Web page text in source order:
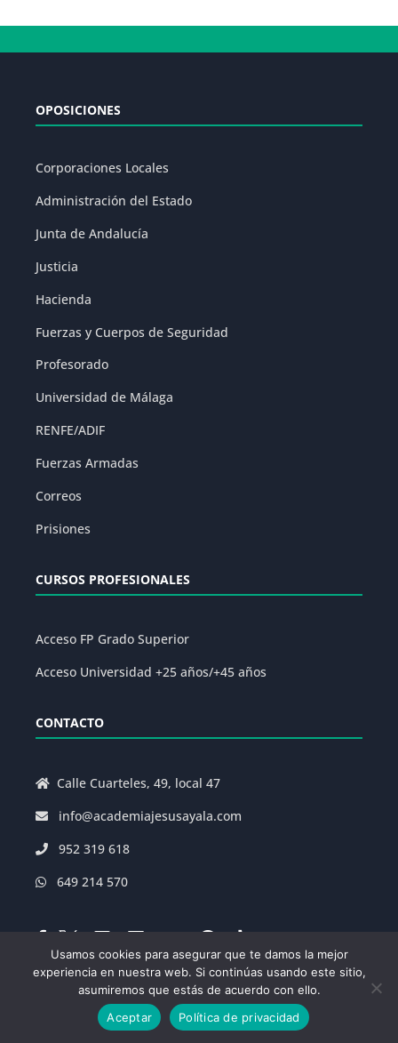
OPOSICIONES
Corporaciones Locales
Administración del Estado
Junta de Andalucía
Justicia
Hacienda
Fuerzas y Cuerpos de Seguridad
Profesorado
Universidad de Málaga
RENFE/ADIF
Fuerzas Armadas
Correos
Prisiones
CURSOS PROFESIONALES
Acceso FP Grado Superior
Acceso Universidad +25 años/+45 años
CONTACTO
Calle Cuarteles, 49, local 47
info@academiajesusayala.com
952 319 618
649 214 570
Aviso Legal|Política de Privacidad|
Condiciones Generales de la Matrícula|Decreto
Usamos cookies para asegurar que te damos la mejor
experiencia en nuestra web. Si continúas usando este sitio,
asumiremos que estás de acuerdo con ello.
Aceptar
Política de privacidad